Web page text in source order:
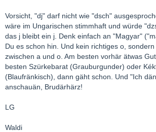
Vorsicht, "dj" darf nicht wie "dsch"
wäre im Ungarischen stimmhaft und würde
das j bleibt ein j. Denk einfach an "Magyar"
Du es schon hin. Und kein richtiges o,
zwischen a und o. Am besten vorhär ätwas
besten Szürkebarat (Grauburgunder) oder
(Blaufränkisch), dann gäht schon. Und "Ich
anschauän, Brudärhärz!
LG
Waldi